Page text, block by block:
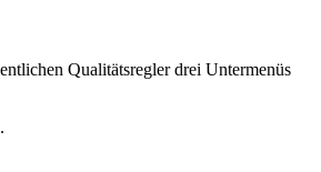
Qualitätsregler drei Untermenüs